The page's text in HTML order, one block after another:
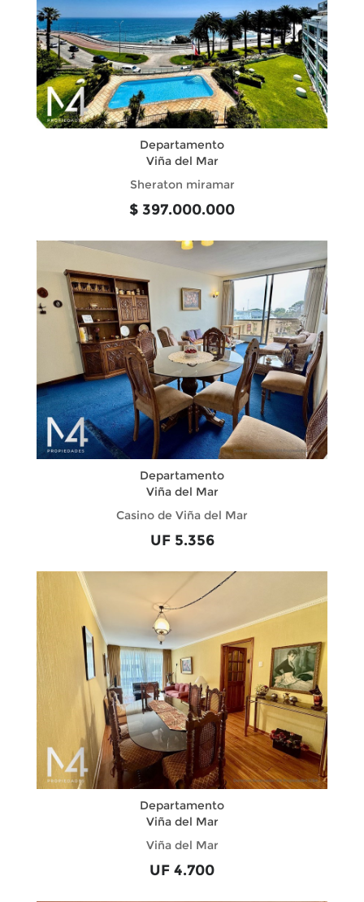
Departamento
Viña del Mar
Sheraton miramar
$ 397.000.000
Departamento
Viña del Mar
Casino de Viña del Mar
UF 5.356
Departamento
Viña del Mar
Viña del Mar
UF 4.700